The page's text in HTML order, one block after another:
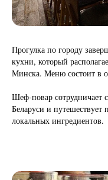
Прогулка по городу
кухни, который
Минска. Меню состоит в
Шеф-повар сотрудничает
Беларуси и путешествует
локальных ингредиентов.